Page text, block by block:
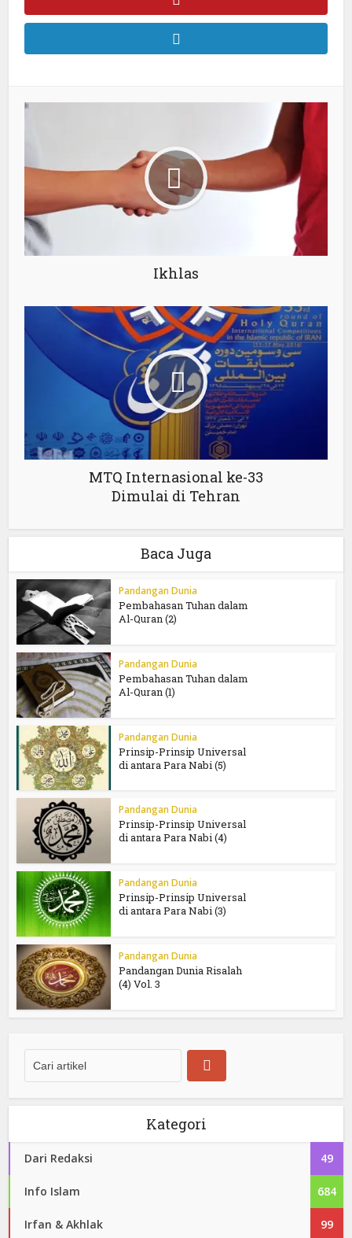
Ikhlas
MTQ Internasional ke-33
Dimulai di Tehran
Baca Juga
Pandangan Dunia
Pembahasan Tuhan dalam
Al-Quran (2)
Pandangan Dunia
Pembahasan Tuhan dalam
Al-Quran (1)
Pandangan Dunia
Prinsip-Prinsip Universal
di antara Para Nabi (5)
Pandangan Dunia
Prinsip-Prinsip Universal
di antara Para Nabi (4)
Pandangan Dunia
Prinsip-Prinsip Universal
di antara Para Nabi (3)
Pandangan Dunia
Pandangan Dunia Risalah
(4) Vol. 3
Kategori
Dari Redaksi 49
Info Islam 684
Irfan & Akhlak 99